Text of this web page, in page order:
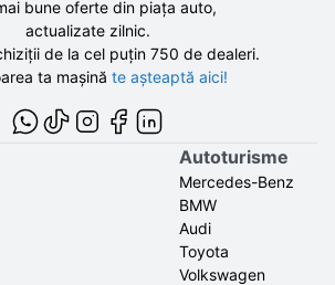
bune oferte din piața auto,
actualizate zilnic.
de la cel puțin 750 de dealeri.
ta mașină te așteaptă aici!
Autoturisme
Mercedes-Benz
BMW
Audi
Toyota
Volkswagen